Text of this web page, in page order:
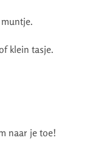
klein tasje.
naar je toe!